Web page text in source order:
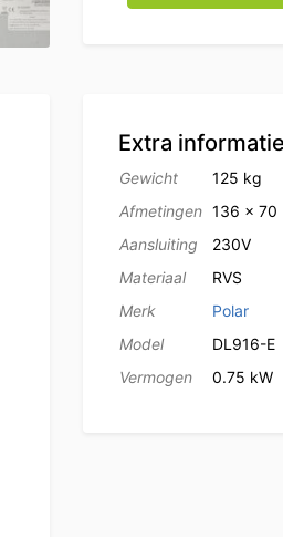
Extra informatie
Gewicht
125 kg
Afmetingen 136 × 70
Aansluiting
230V
Materiaal
RVS
Merk
Polar
Model
DL916-E
Vermogen
0.75 kW